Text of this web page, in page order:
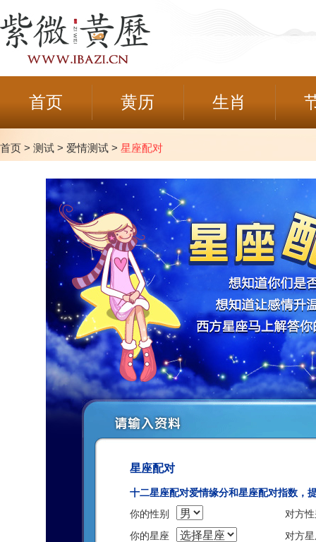
首页 黄历 生肖
首页 > 测试 > 爱情测试 > 星座配对
星座配对
十二星座配对爱情缘分和星座配对指数，
你的性别
你的星座
对方
对方